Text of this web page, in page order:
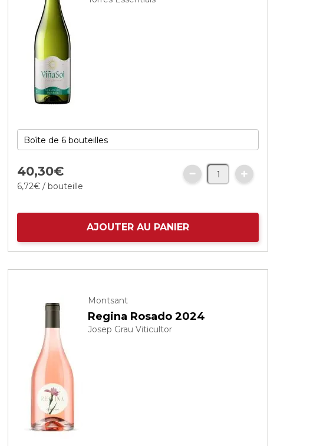
40,30€
6,72€ / bouteille
AJOUTER AU PANIER
Montsant
Regina Rosado 2024
Josep Grau Viticultor